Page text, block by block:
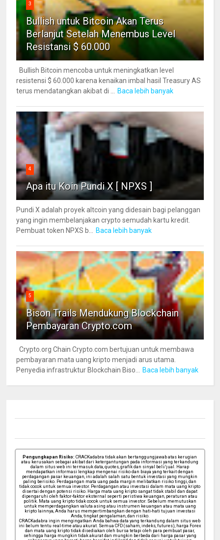
3
Bullish untuk Bitcoin Akan Terus
Berlanjut Setelah Menembus Level
Resistansi $ 60.000
Bullish Bitcoin mencoba untuk meningkatkan level
resistensi $ 60.000 karena kenaikan imbal hasil Treasury AS
terus mendatangkan akibat di ...
Baca lebih banyak
4
Apa itu Koin Pundi X [ NPXS ]
Pundi X adalah proyek altcoin yang didesain bagi pelanggan
yang ingin membelanjakan crypto semudah kartu kredit.
Pembuat token NPXS b...
Baca lebih banyak
5
Bison Trails Mendukung Blockchain
Pembayaran Crypto.com
Crypto.org Chain Crypto.com bertujuan untuk membawa
pembayaran mata uang kripto menjadi arus utama.
Penyedia infrastruktur Blockchain Biso...
Baca lebih banyak
Pengungkapan Risiko: CRACKadabra tidak akan bertanggungjawab atas kerugian
atau kerusakan sebagai akibat dari ketergantungan pada informasi yang terkandung
dalam situs web ini termasuk data, quotes, grafik dan sinyal beli/jual. Harap
mendapatkan informasi lengkap mengenai risiko dan biaya yang terkait dengan
perdagangan pasar keuangan, ini adalah salah satu bentuk investasi yang mungkin
paling berisiko. Perdagangan mata uang pada margin melibatkan risiko tinggi, dan
tidak cocok untuk semua investor. Perdagangan atau investasi dalam mata uang kripto
disertai dengan potensi risiko. Harga mata uang kripto sangat tidak stabil dan dapat
dipengaruhi oleh faktor-faktor eksternal seperti peristiwa keuangan, peraturan atau
politik. Mata uang kripto tidak cocok untuk semua investor. Sebelum memutuskan
untuk memperdagangkan valuta asing atau instrumen keuangan atau mata uang
kripto lainnya, Anda harus mempertimbangkan dengan hati-hati tujuan investasi
Anda, tingkat pengalaman, dan risiko.
CRACKadabra ingin mengingatkan Anda bahwa data yang terkandung dalam situs web
ini belum tentu real-time atau akurat. Semua CFD (saham, indeks, futures), harga Forex
dan mata uang kripto tidak disediakan oleh bursa tetapi oleh para pembuat pasar,
sehingga harga mungkin tidak akurat dan mungkin berbeda dari harga pasar yang